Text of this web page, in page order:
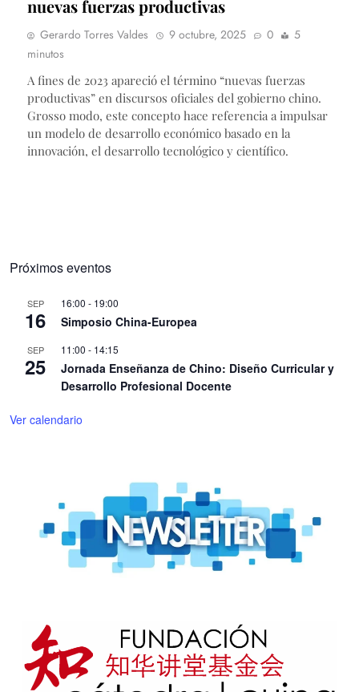
nuevas fuerzas productivas
Gerardo Torres Valdes 9 octubre, 2025 0
5
minutos
A fines de 2023 apareció el término “nuevas fuerzas
productivas” en discursos oficiales del gobierno chino.
Grosso modo, este concepto hace referencia a impulsar
un modelo de desarrollo económico basado en la
innovación, el desarrollo tecnológico y científico.
Próximos eventos
SEP
16
16:00 - 19:00
Simposio China-Europea
SEP
25
11:00 - 14:15
Jornada Enseñanza de Chino: Diseño Curricular y
Desarrollo Profesional Docente
Ver calendario